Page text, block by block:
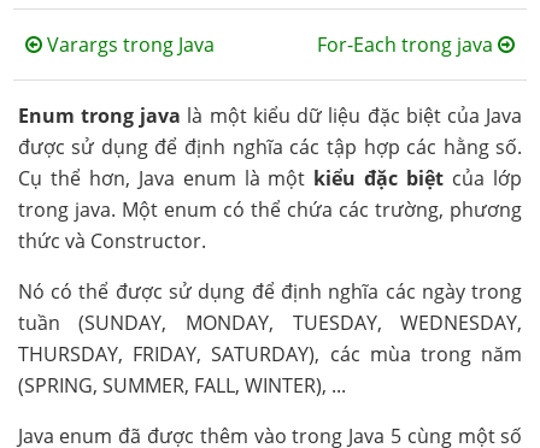
Varargs trong Java For-Each trong java
Enum trong java là một kiểu dữ liệu đặc biệt của Java
được sử dụng để định nghĩa các tập hợp các hằng số.
Cụ thể hơn, Java enum là một kiểu đặc biệt của lớp
trong java. Một enum có thể chứa các trường, phương
thức và Constructor.
Nó có thể được sử dụng để định nghĩa các ngày trong
tuần (SUNDAY, MONDAY, TUESDAY, WEDNESDAY,
THURSDAY, FRIDAY, SATURDAY), các mùa trong năm
(SPRING, SUMMER, FALL, WINTER), ...
Java enum đã được thêm vào trong Java 5 cùng một số